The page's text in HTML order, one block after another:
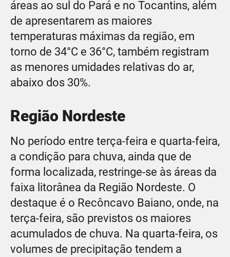
áreas ao sul do Pará e no Tocantins, além
de apresentarem as maiores
temperaturas máximas da região, em
torno de 34°C e 36°C, também registram
as menores umidades relativas do ar,
abaixo dos 30%.
Região Nordeste
No período entre terça-feira e quarta-feira,
a condição para chuva, ainda que de
forma localizada, restringe-se às áreas da
faixa litorânea da Região Nordeste. O
destaque é o Recôncavo Baiano, onde, na
terça-feira, são previstos os maiores
acumulados de chuva. Na quarta-feira, os
volumes de precipitação tendem a